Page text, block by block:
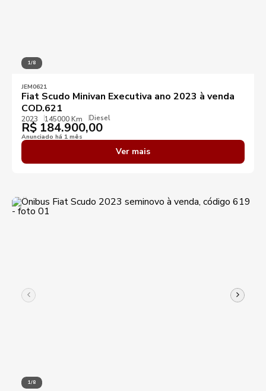
1/8
JEM0621
Fiat Scudo Minivan Executiva ano 2023 à venda
COD.621
2023 145000 Km Diesel
R$ 184.900,00
Anunciado há 1 mês
Ver mais
1/8